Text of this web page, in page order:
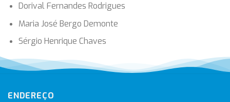
Dorival Fernandes Rodrigues
Maria José Bergo Demonte
Sérgio Henrique Chaves
ENDEREÇO